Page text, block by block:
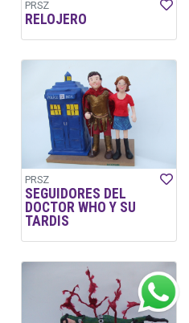
PRSZ
RELOJERO
PRSZ
SEGUIDORES DEL
DOCTOR WHO Y SU
TARDIS